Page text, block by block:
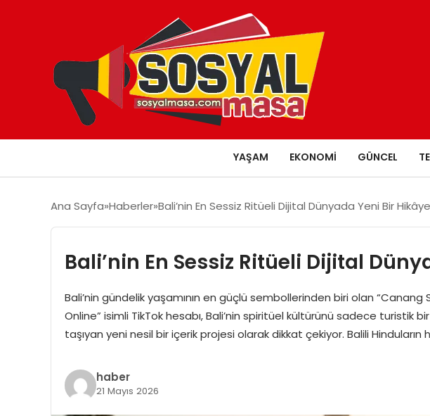
YAŞAM EKONOMI GÜNCEL
Ana Sayfa Haberler Bali’nin En Sessiz Ritüeli Dijital Dünyada Yeni Bir
Bali’nin En Sessiz Ritüeli Dijital
Bali’nin gündelik yaşamının en güçlü sembollerinden biri olan
Online” isimli TikTok hesabı, Bali’nin spiritüel kültürünü sadece
taşıyan yeni nesil bir içerik projesi olarak dikkat çekiyor. Balili Hinduların
haber
21 Mayıs 2026